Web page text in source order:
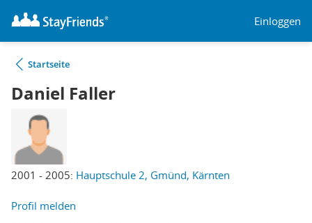
Einloggen
Startseite
Daniel Faller
2001 - 2005: Hauptschule 2, Gmünd, Kärnten
Profil melden